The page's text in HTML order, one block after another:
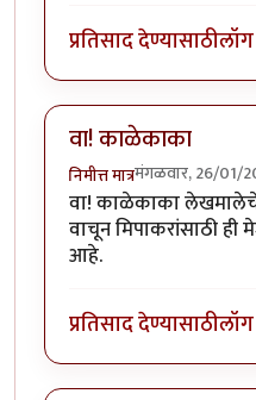
प्रतिसाद देण्यासाठी
वा! काळेकाका
निमीत्त मात्रमंगळवार, 26/01/
वा! काळेकाका
वाचून मिपाकरांसाठी
आहे.
प्रतिसाद देण्यासाठी